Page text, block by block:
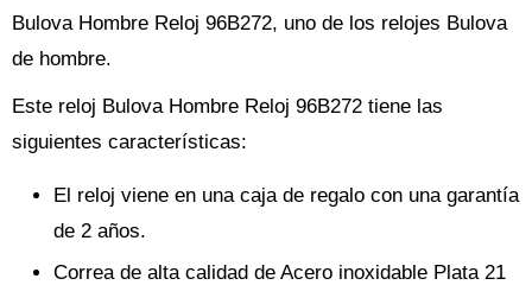
Bulova Hombre Reloj 96B272, uno de los relojes Bulova
de hombre.
Este reloj Bulova Hombre Reloj 96B272 tiene las
siguientes características:
El reloj viene en una caja de regalo con una garantía
de 2 años.
Correa de alta calidad de Acero inoxidable Plata 21